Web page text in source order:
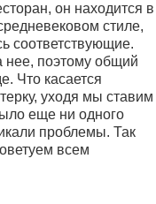
он находится в
стиле,
соответствующие.
поэтому общий
Что касается
уходя мы ставим
еще ни одного
проблемы. Так
всем